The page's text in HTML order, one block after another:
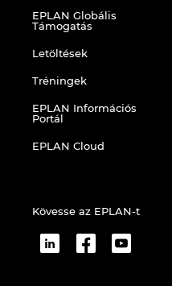
EPLAN Globális
Támogatás
Letöltések
Tréningek
EPLAN Információs
Portál
EPLAN Cloud
Kövesse az EPLAN-t